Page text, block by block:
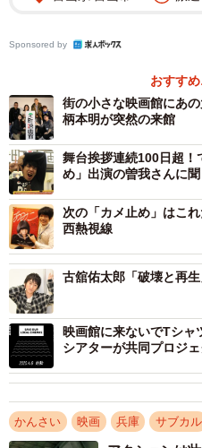
情”を見にくるのでは」
「演技に正解はない。でも人
けて）安心したい。そこらへ
か」
「俳優は人前で泣いたりする
「（心の）どこかでこういう
「演出をしても、『人を動か
かるだけ」
Sponsored by
おすす
街の小さな映画館にあ
柄本明が突然の来館
舞台挨拶連続100日超
め」出演の曽我さんに聞
次の「カメ止め」はこ
西熱視線
古舘佑太郎「破壊と再
映画館に来ないでTシャ
シアターが共同プロジェ
かんさい 映画 兵庫 サブカル